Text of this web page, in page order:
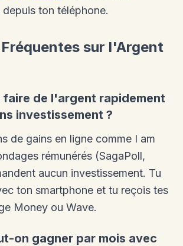
depuis ton téléphone.
sur l'Argent
faire de l'argent rapidement
investissement ?
de gains en ligne comme I am
rémunérés (SagaPoll,
aucun investissement. Tu
ton smartphone et tu reçois tes
Money ou Wave.
on gagner par mois avec